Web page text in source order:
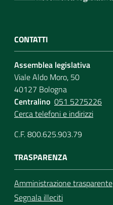
CONTATTI
Assemblea legislativa
Viale Aldo Moro, 50
40127 Bologna
Centralino 051 5275226
Cerca telefoni e indirizzi
C.F. 800.625.903.79
TRASPARENZA
Amministrazione trasparente
Segnala illeciti